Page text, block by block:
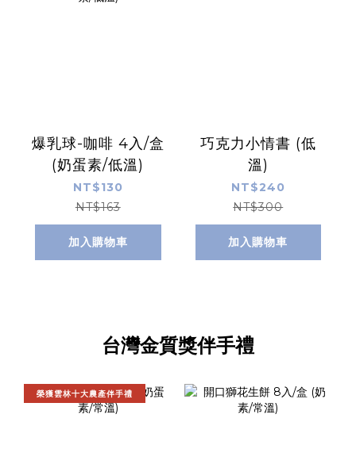
爆乳球-咖啡 4入/盒
(奶蛋素/低溫)
NT$130
NT$163
加入購物車
巧克力小情書 (低
溫)
NT$240
NT$300
加入購物車
台灣金質獎伴手禮
榮獲雲林十大農產伴手禮